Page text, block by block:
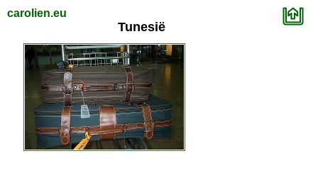
carolien.eu
Tunesië